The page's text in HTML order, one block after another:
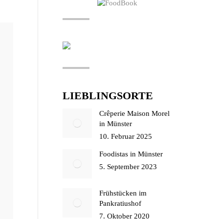
LIEBLINGSORTE
Crêperie Maison Morel
in Münster
10. Februar 2025
Foodistas in Münster
5. September 2023
Frühstücken im
Pankratiushof
7. Oktober 2020